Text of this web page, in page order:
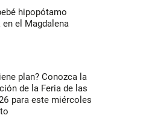
hipopótamo
en el Magdalena
plan? Conozca la
de la Feria de las
para este miércoles